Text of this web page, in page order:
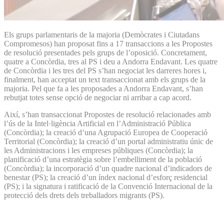
Els grups parlamentaris de la majoria (Demòcrates i Ciutadans
Compromesos) han proposat fins a 17 transaccions a les Propostes
de resolució presentades pels grups de l’oposició. Concretament,
quatre a Concòrdia, tres al PS i deu a Andorra Endavant. Les quatre
de Concòrdia i les tres del PS s’han negociat les darreres hores i,
finalment, han acceptat un text transaccionat amb els grups de la
majoria. Pel que fa a les proposades a Andorra Endavant, s’han
rebutjat totes sense opció de negociar ni arribar a cap acord.
Així, s’han transaccionat Propostes de resolució relacionades amb
l’ús de la Intel·ligència Artificial en l’Administració Pública
(Concòrdia); la creació d’una Agrupació Europea de Cooperació
Territorial (Concòrdia); la creació d’un portal administratiu únic de
les Administracions i les empreses públiques (Concòrdia); la
planificació d’una estratègia sobre l’embelliment de la població
(Concòrdia); la incorporació d’un quadre nacional d’indicadors de
benestar (PS); la creació d’un índex nacional d’esforç residencial
(PS); i la signatura i ratificació de la Convenció Internacional de la
protecció dels drets dels treballadors migrants (PS).